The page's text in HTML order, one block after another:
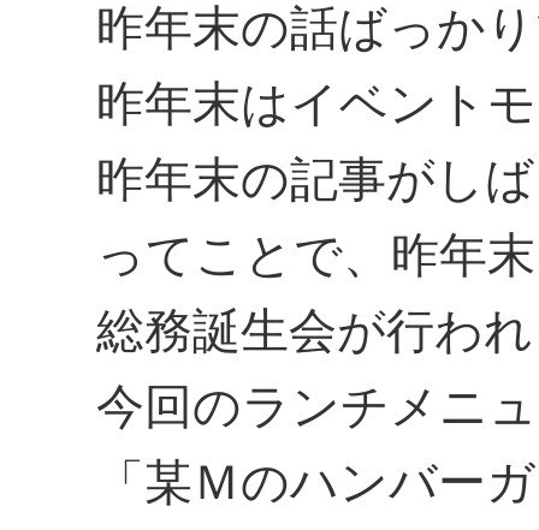
昨年末の話ばっか
昨年末はイベント
昨年末の記事がし
ってことで、昨年
総務誕生会が行わ
今回のランチメニ
「某Ｍのハンバー